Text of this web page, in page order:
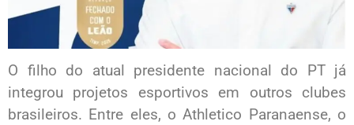
O filho do atual presidente nacional do PT já
integrou projetos esportivos em outros clubes
brasileiros. Entre eles, o Athletico Paranaense, o